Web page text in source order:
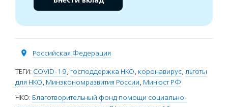
Российская Федерация
ТЕГИ: COVID-19, господдержка НКО, коронавирус, льготы
для НКО, Минэкономразвития России, Минюст РФ
НКО: Благотворительный фонд помощи социально-